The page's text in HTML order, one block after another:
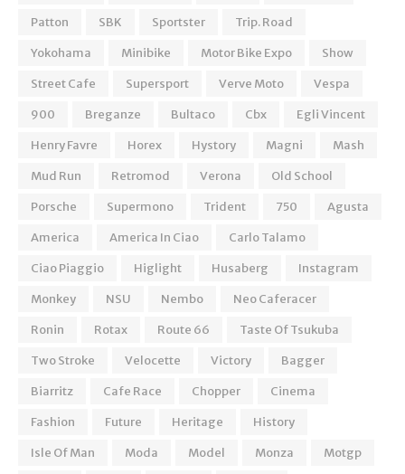
Patton
SBK Sportster
Trip. Road
Yokohama
Minibike Motor Bike Expo
Show
Street Cafe
Supersport Verve Moto
Vespa
900
Breganze Bultaco Cbx
Egli Vincent
Henry Favre
Horex Hystory Magni
Mash
Mud Run
Retromod Verona
Old School
Porsche
Supermono Trident 750
Agusta
America
America In Ciao
Carlo Talamo
Ciao Piaggio
Higlight Husaberg
Instagram
Monkey
NSU Nembo
Neo Caferacer
Ronin
Rotax Route 66
Taste Of Tsukuba
Two Stroke
Velocette Victory
Bagger
Biarritz
Cafe Race Chopper
Cinema
Fashion
Future Heritage
History
Isle Of Man
Moda Model Monza Motgp